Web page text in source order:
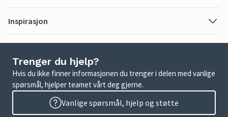
Inspirasjon
Trenger du hjelp?
Hvis du ikke finner informasjonen du trenger i delen med vanlige
spørsmål, hjelper teamet vårt deg gjerne.
Vanlige spørsmål, hjelp og støtte